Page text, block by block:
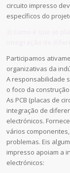
circuito impresso
específicos do
Participamos
organizativas da
A responsabilidade
o foco da
As PCB (placas de
integração de
electrónicos.
vários
problemas. Eis
impresso apoiam a
electrónicos: